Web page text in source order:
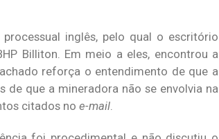
inglês, pelo qual o escritório
Billiton. Em meio a eles, encontrou a
reforça o entendimento de que a
que a mineradora não se envolvia na
citados no e-mail.